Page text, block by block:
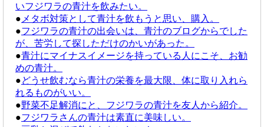
いフジワラの青汁を飲みたい。
● メタボ対策として青汁を飲もうと思い、購入。
●フジワラの青汁の出会いは、青汁のブログからでした
が、苦労して探しただけのかいがあった。
●青汁にマイナスイメージを持っている人にこそ、お勧
めの青汁。
●どうせ飲むなら青汁の栄養を最大限、体に取り入れら
れるものがいい。
●野菜不足解消にと、フジワラの青汁を友人から紹介。
●フジワラさんの青汁は素直に美味しい。